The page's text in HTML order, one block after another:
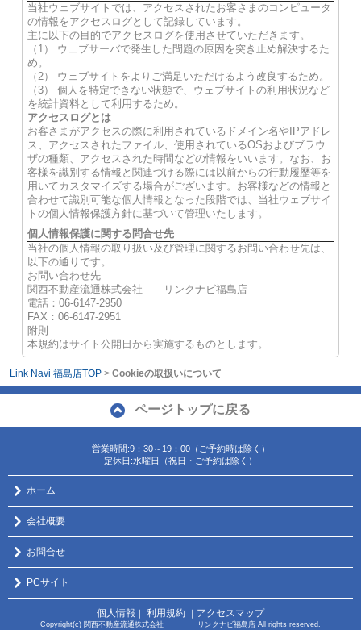
当社ウェブサイトでは、アクセスされたお客さまのコンピュータ
の情報をアクセスログとして記録しています。
主に以下の目的でアクセスログを使用させていただきます。
（1） ウェブサーバで発生した問題の原因を突き止め解決するた
め。
（2） ウェブサイトをよりご満足いただけるよう改良するため。
（3） 個人を特定できない状態で、ウェブサイトの利用状況など
を統計資料として利用するため。
アクセスログとは
お客さまがアクセスの際に利用されているドメイン名やIPアドレ
ス、アクセスされたファイル、使用されているOSおよびブラウ
ザの種類、アクセスされた時間などの情報をいいます。なお、お
客様を識別する情報と関連づける際には以前からの行動履歴等を
用いてカスタマイズする場合がございます。お客様などの情報と
合わせて識別可能な個人情報となった段階では、当社ウェブサイ
トの個人情報保護方針に基づいて管理いたします。
個人情報保護に関する問合せ先
当社の個人情報の取り扱い及び管理に関するお問い合わせ先は、
以下の通りです。
お問い合わせ先
関西不動産流通株式会社 リンクナビ福島店
電話：06-6147-2950
FAX：06-6147-2951
附則
本規約はサイト公開日から実施するものとします。
Link Navi 福島店TOP > Cookieの取扱いについて
ページトップに戻る
営業時間:9：30～19：00（ご予約時は除く）
定休日:水曜日（祝日・ご予約は除く）
ホーム
会社概要
お問合せ
PCサイト
個人情報 ｜ 利用規約 ｜ アクセスマップ
Copyright(c) 関西不動産流通株式会社 リンクナビ福島店 All rights reserved.